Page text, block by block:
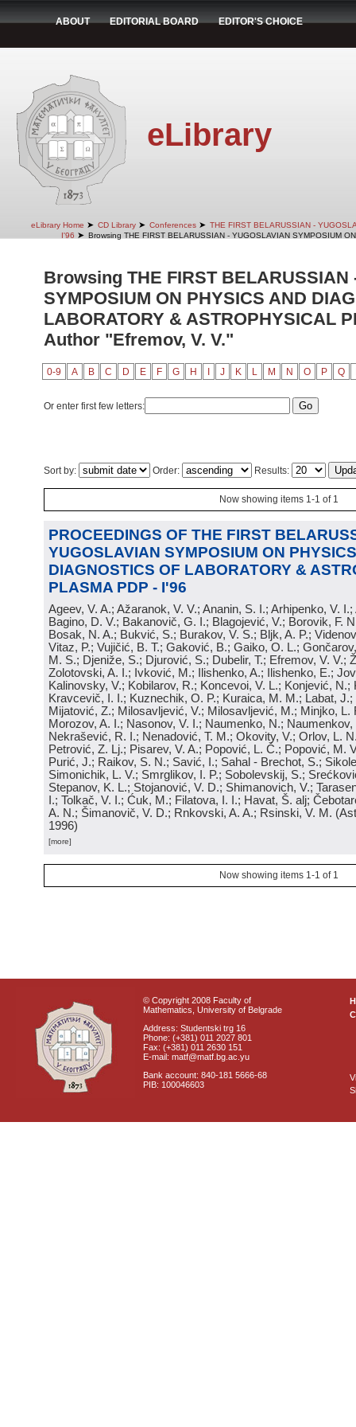
ABOUT EDITORIAL BOARD EDITOR'S CHOICE
eLibrary
eLibrary Home ➤ CD Library ➤ Conferences ➤ THE FIRST BELARUSSIAN -
I'96 ➤ Browsing THE FIRST BELARUSSIAN - YUGOSLAVIAN SYMPOSIUM
Browsing THE FIRST BELARUSSIAN
SYMPOSIUM ON PHYSICS AND
LABORATORY & ASTROPHYSICAL
Author "Efremov, V. V."
0-9 A B C D E F G H J K L M N O P Q
Or enter first few letters:
Sort by: Order: Results:
Now showing items 1-1 of 1
PROCEEDINGS OF THE FIRST
YUGOSLAVIAN SYMPOSIUM ON
DIAGNOSTICS OF LABORATORY &
PLASMA PDP - I'96
Ageev, V. A.; Ažaranok, V. V.; Ananin, S. I.; Arhipenko, V.
Bagino, D. V.; Bakanovič, G. I.; Blagojević, V.; Borovik, F.
Bosak, N. A.; Bukvić, S.; Burakov, V. S.; Bljk, A. P.;
Vitaz, P.; Vujičić, B. T.; Gaković, B.; Gaiko, O. L.;
M. S.; Djeniže, S.; Djurović, S.; Dubelir, T.; Efremov, V. V.;
Zolotovski, A. I.; Ivković, M.; Ilishenko, A.; Ilishenko, E.;
Kalinovsky, V.; Kobilarov, R.; Koncevoi, V. L.; Konjević, N.;
Kravcevič, I. I.; Kuznechik, O. P.; Kuraica, M. M.; Labat,
Mijatović, Z.; Milosavljević, V.; Milosavljević, M.; Minjko, L.
Morozov, A. I.; Nasonov, V. I.; Naumenko, N.; Naumenkov,
Nekrašević, R. I.; Nenadović, T. M.; Okovity, V.; Orlov, L.
Petrović, Z. Lj.; Pisarev, V. A.; Popović, L. Č.; Popović, M.
Purić, J.; Raikov, S. N.; Savić, I.; Sahal - Brechot, S.;
Simonichik, L. V.; Smrglikov, I. P.; Sobolevskij, S.;
Stepanov, K. L.; Stojanović, V. D.; Shimanovich, V.;
I.; Tolkač, V. I.; Ćuk, M.; Filatova, I. I.; Havat, Š. alj;
A. N.; Šimanovič, V. D.; Rnkovski, A. A.; Rsinski, V. M. (
1996)
[more]
Now showing items 1-1 of 1
© Copyright 2008 Faculty of
Mathematics, University of Belgrade
Address: Studentski trg 16
Phone: (+381) 011 2027 801
Fax: (+381) 011 2630 151
E-mail: matf@matf.bg.ac.yu
Bank account: 840-181 5666-68
PIB: 100046603